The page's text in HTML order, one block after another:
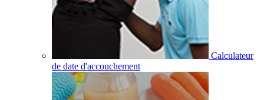
Calculateur
de date d'accouchement